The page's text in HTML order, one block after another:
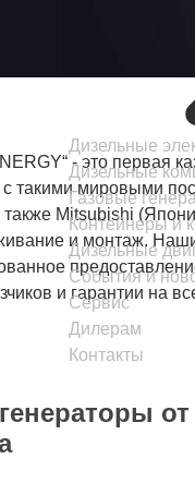
Дизельные
Дизельные
Газовые
Контейнеры и
Дизельные
События и
Сервис
Дилерам
Контакты
- это первая
такими мировыми
Mitsubishi
и монтаж.
и гарантии на